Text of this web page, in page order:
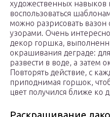
художественных навыков
воспользоваться
можно разрисовать
узорами. Очень
декор горшка,
окрашивания деграде:
развести в воде, а затем
Повторять действие, с
приподнимая горшок,
цвет получился ближе ко